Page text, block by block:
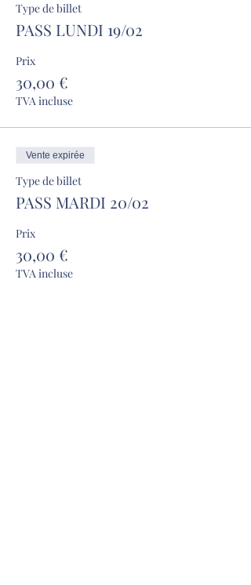
Type de billet
PASS LUNDI 19/02
Prix
30,00 €
TVA incluse
Vente expirée
Type de billet
PASS MARDI 20/02
Prix
30,00 €
TVA incluse